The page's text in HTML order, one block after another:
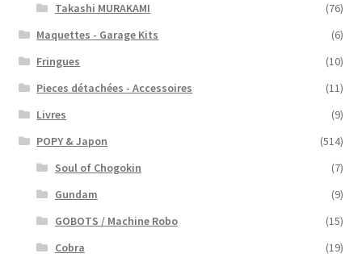
Takashi MURAKAMI
(76)
Maquettes - Garage Kits
(6)
Fringues
(10)
Pieces détachées - Accessoires
(11)
Livres
(9)
POPY & Japon
(514)
Soul of Chogokin
(7)
Gundam
(9)
GOBOTS / Machine Robo
(15)
Cobra
(19)